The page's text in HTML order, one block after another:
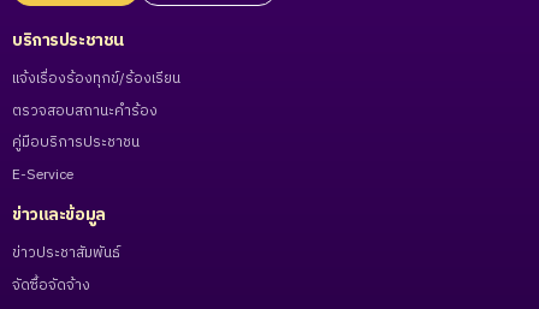
บริการประชาชน
แจ้งเรื่องร้องทุกข์/ร้องเรียน
ตรวจสอบสถานะคำร้อง
คู่มือบริการประชาชน
E-Service
ข่าวและข้อมูล
ข่าวประชาสัมพันธ์
จัดซื้อจัดจ้าง